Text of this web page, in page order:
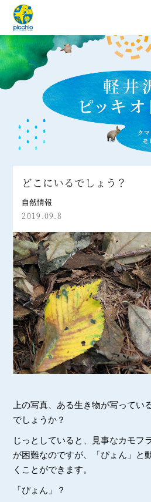
どこにいるでしょう？
自然情報
2019.09.8
上の写真、ある生き物が写ってい
でしょうか？
じっとしていると、見事なカモフ
が困難なのですが、「ぴょん」と
くことができます。
「ぴょん」？